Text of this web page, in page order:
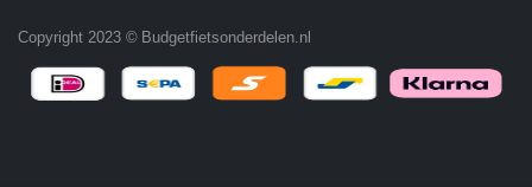
Copyright 2023 © Budgetfietsonderdelen.nl